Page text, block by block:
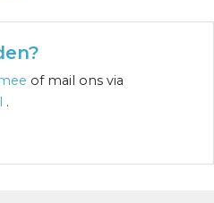
of mail ons via
.